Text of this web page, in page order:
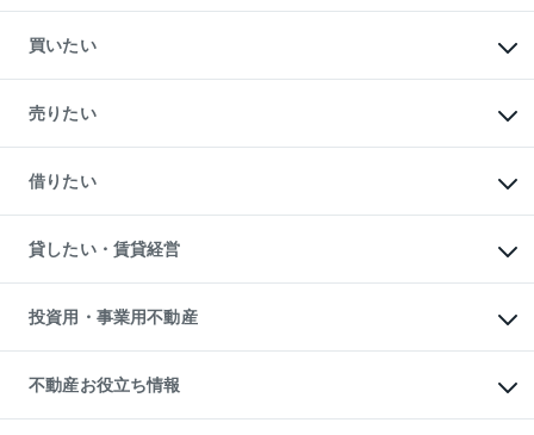
買いたい
新築・分譲マンションの購入
中古マンションの購入
一戸建ての購入
中古一戸建ての購入
不動産購入の流れ
注目キーワード物件特集
購入ガイド
English 繁体中文簡体中文
売りたい
一戸建ての売却・査定
土地の売却・査定
スピードAI査定
不動産査定について
不動産売却の流れ
不動産買換えの流れ
売却ガイド
借りたい
オフィス・店舗の賃貸
借りるときの流れ
借りるガイド
貸したい・賃貸経営
マンション賃料データ
賃貸管理プラン
リロケーションについて
貸すガイド
投資用・事業用不動産
事業用不動産
マンション投資
投資用マンション
不動産お役立ち情報